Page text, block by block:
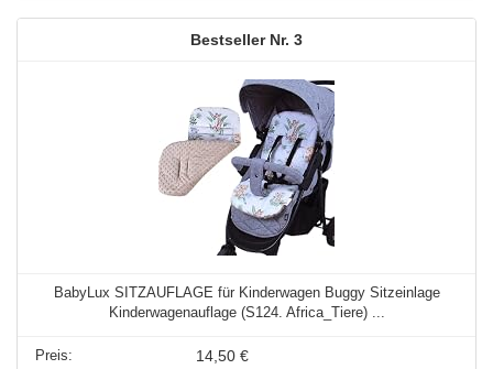
3
BabyLux SITZAUFLAGE für Kinderwagen Buggy Sitzeinlage
Kinderwagenauflage (S124. Africa_Tiere) ...
14,50 €